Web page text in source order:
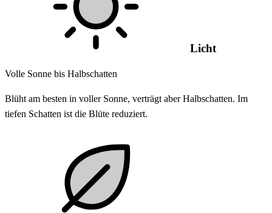
Licht
Volle Sonne bis Halbschatten
Blüht am besten in voller Sonne, verträgt aber Halbschatten. Im
tiefen Schatten ist die Blüte reduziert.